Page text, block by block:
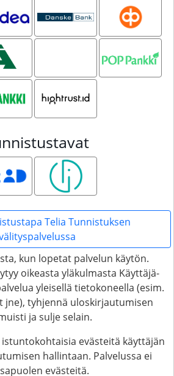
Bank
OP
Smart ID
Telia Tunnistuksen
kun lopetat palvelun käytön.
oikeasta yläkulmasta Käyttäjä-
yleisellä tietokoneella (esim.
jne), tyhjennä uloskirjautumisen
ja sulje selain.
istuntokohtaisia evästeitä käyttäjän
hallintaan. Palvelussa ei
evästeitä.